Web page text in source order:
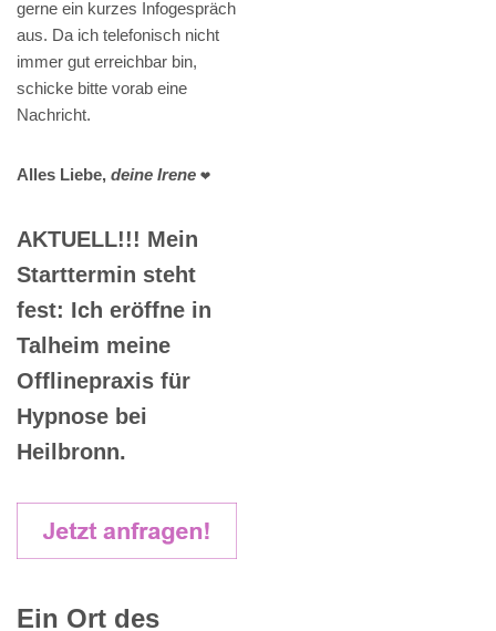
gerne ein kurzes Infogespräch
aus. Da ich telefonisch nicht
immer gut erreichbar bin,
schicke bitte vorab eine
Nachricht.
Alles Liebe, deine Irene ❤️
AKTUELL!!! Mein
Starttermin steht
fest: Ich eröffne in
Talheim meine
Offlinepraxis für
Hypnose bei
Heilbronn.
Ein Ort des